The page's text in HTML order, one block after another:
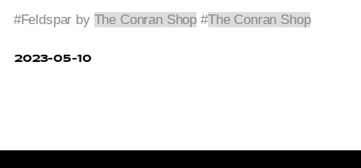
향, 찻주전자의 따스한 온기와 차를 따르는 우아한
소리까지. 감각을 일깨우는 관능적 티타임으로의
초대.
#Feldspar by The Conran Shop #The Conran Shop
2023-05-10